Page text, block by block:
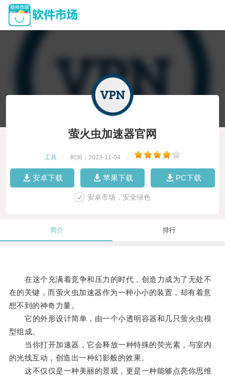
萤火虫加速器官网
工具 时间：2023-11-04
安卓下载 苹果下载 PC下载
安卓市场，安全绿色
简介 排行
在这个充满着竞争和压力的时代，创造力成为了无处不
在的关键，而萤火虫加速器作为一种小小的装置，却有着意
想不到的神奇力量。
它的外形设计简单，由一个小透明容器和几只萤火虫模
型组成。
当你打开加速器，它会释放一种特殊的荧光素，与室内
的光线互动，创造出一种幻影般的效果。
这不仅仅是一种美丽的景观，更是一种能够点亮你思维